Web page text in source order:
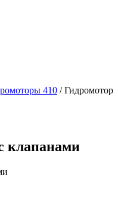
410 /Гидромотор
клапанами